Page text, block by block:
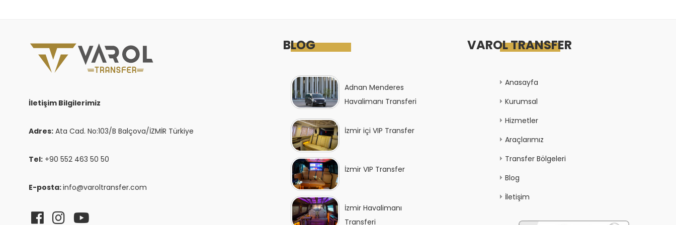
İletişim Bilgilerimiz
Adres: Ata Cad. No:103/B Balçova/İZMİR Türkiye
Tel: +90 552 463 50 50
E-posta:info@varoltransfer.com
BLOG
Adnan Menderes
Havalimanı Transferi
İzmir içi VIP Transfer
İzmir VIP Transfer
İzmir Havalimanı
Transferi
VAROL TRANSFER
Anasayfa
Kurumsal
Hizmetler
Araçlarımız
Transfer Bölgeleri
Blog
İletişim